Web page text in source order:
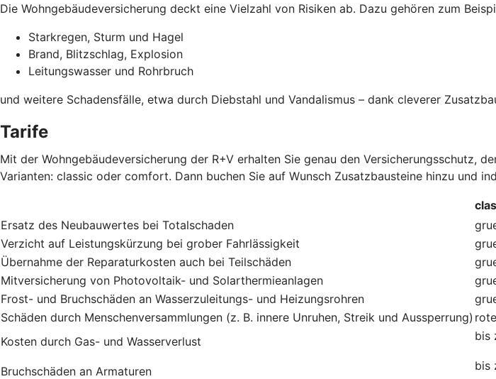
Die Wohngebäudeversicherung deckt eine Vielzahl von Risiken ab. Dazu gehören zum
Starkregen, Sturm und Hagel
Brand, Blitzschlag, Explosion
Leitungswasser und Rohrbruch
und weitere Schadensfälle, etwa durch Diebstahl und Vandalismus – dank cleverer
Tarife
Mit der Wohngebäudeversicherung der R+V erhalten Sie genau den Versicherungsschutz,
Varianten: classic oder comfort. Dann buchen Sie auf Wunsch Zusatzbausteine hinzu und
Ersatz des Neubauwertes bei Totalschaden
Verzicht auf Leistungskürzung bei grober Fahrlässigkeit
Übernahme der Reparaturkosten auch bei Teilschäden
Mitversicherung von Photovoltaik- und Solarthermieanlagen
Frost- und Bruchschäden an Wasserzuleitungs- und Heizungsrohren
Schäden durch Menschenversammlungen (z. B. innere Unruhen, Streik und Aussperrung)
Kosten durch Gas- und Wasserverlust
bis
Bruchschäden an Armaturen bis